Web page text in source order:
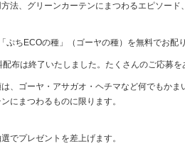
法、グリーンカーテンにまつわるエピソー
ぷちECOの種」（ゴーヤの種）を無料でお配
布は終了いたしました。たくさんのご応募
、ゴーヤ・アサガオ・ヘチマなど何でもかま
にまつわるものに限ります。
でプレゼントを差上げます。